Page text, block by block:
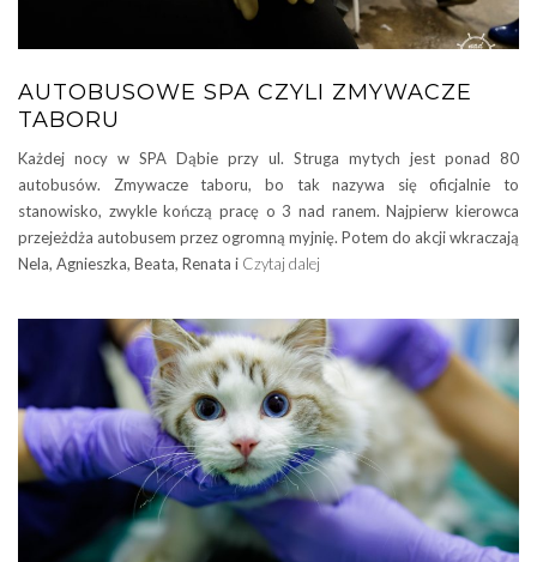
AUTOBUSOWE SPA CZYLI ZMYWACZE
TABORU
Każdej nocy w SPA Dąbie przy ul. Struga mytych jest ponad 80
autobusów. Zmywacze taboru, bo tak nazywa się oficjalnie to
stanowisko, zwykle kończą pracę o 3 nad ranem. Najpierw kierowca
przejeżdża autobusem przez ogromną myjnię. Potem do akcji wkraczają
Nela, Agnieszka, Beata, Renata i Czytaj dalej